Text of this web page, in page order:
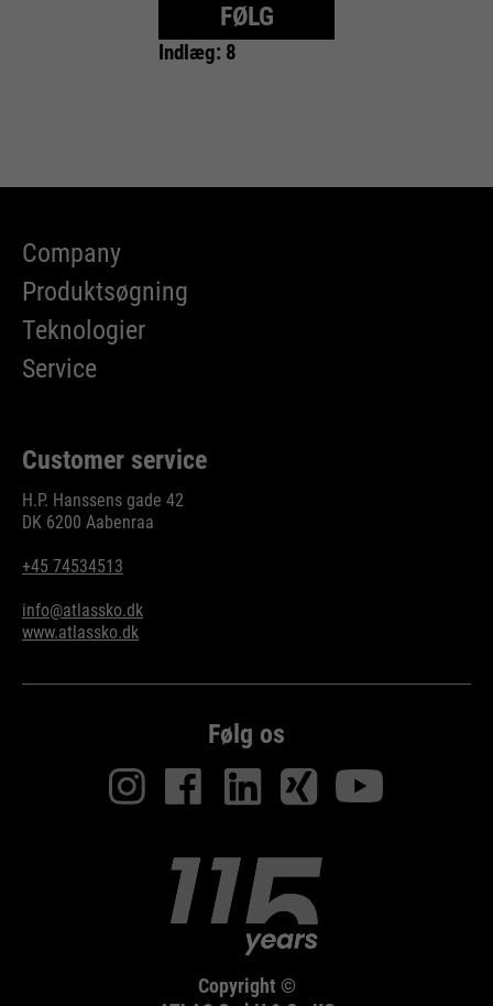
FØLG
Indlæg: 8
Company
Produktsøgning
Teknologier
Service
Customer service
H.P. Hanssens gade 42
DK 6200 Aabenraa
+45 74534513
info@atlassko.dk
www.atlassko.dk
Følg os
Copyright ©